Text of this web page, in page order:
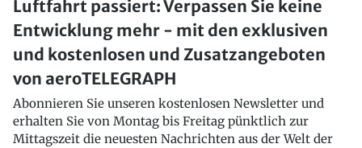
Luftfahrt passiert: Verpassen Sie keine
Entwicklung mehr - mit den exklusiven
und kostenlosen und Zusatzangeboten
von aeroTELEGRAPH
Abonnieren Sie unseren kostenlosen Newsletter und
erhalten Sie von Montag bis Freitag pünktlich zur
Mittagszeit die neuesten Nachrichten aus der Welt der